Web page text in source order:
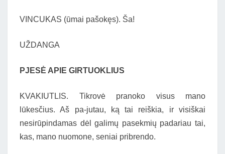
VINCUKAS (ūmai pašokęs). Ša!
UŽDANGA
PJESĖ APIE GIRTUOKLIUS
KVAKIUTLIS. Tikrovė pranoko visus mano
lūkesčius. Aš pa-jutau, ką tai reiškia, ir visiškai
nesirūpindamas dėl galimų pasekmių padariau tai,
kas, mano nuomone, seniai pribrendo.